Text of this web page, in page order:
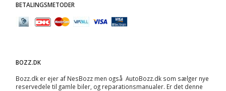
BETALINGSMETODER
BOZZ.DK
Bozz.dk er ejer af NesBozz men også AutoBozz.dk som sælger nye
reservedele til gamle biler, og reparationsmanualer. Er det denne